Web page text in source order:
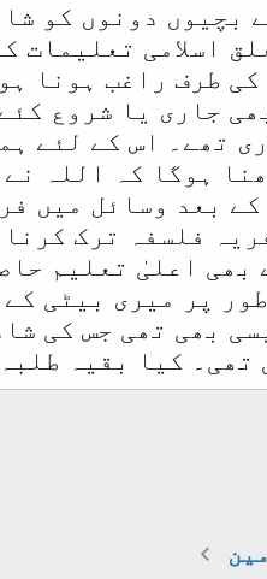
بچیوں دونوں کو
اسلامی تعلیمات
طرف راغب ہونا
جاری یا شروع
تھے۔ اس کے لئے
ہوگا کہ اللہ
بعد وسائل میں
فلسفہ ترک
بھی اعلیٰ تعلیم
پر میری بیٹی
بھی تھی جس کی
تھی۔ کیا بقیہ